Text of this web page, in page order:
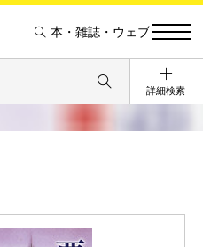
本・雑誌・ウェブ
詳細検索